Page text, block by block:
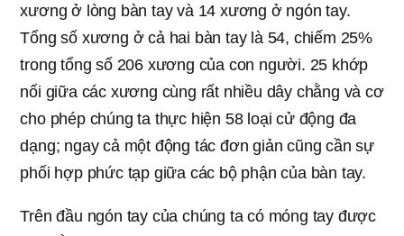
xương ở lòng bàn tay và 14 xương ở ngón tay.
Tổng số xương ở cả hai bàn tay là 54, chiếm 25%
trong tổng số 206 xương của con người. 25 khớp
nối giữa các xương cùng rất nhiều dây chằng và cơ
cho phép chúng ta thực hiện 58 loại cử động đa
dạng; ngay cả một động tác đơn giản cũng cần sự
phối hợp phức tạp giữa các bộ phận của bàn tay.
Trên đầu ngón tay của chúng ta có móng tay được